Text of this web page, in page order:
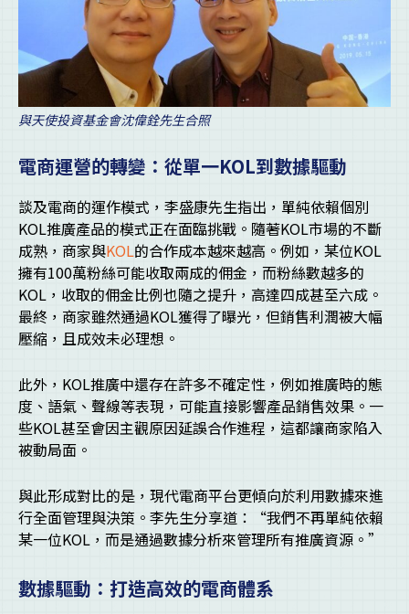
與天使投資基金會沈偉銓先生合照
電商運營的轉變：從單一KOL到數據驅動
談及電商的運作模式，李盛康先生指出，單純依賴個別
KOL推廣產品的模式正在面臨挑戰。隨著KOL市場的不斷
成熟，商家與KOL的合作成本越來越高。例如，某位KOL
擁有100萬粉絲可能收取兩成的佣金，而粉絲數越多的
KOL，收取的佣金比例也隨之提升，高達四成甚至六成。
最終，商家雖然通過KOL獲得了曝光，但銷售利潤被大幅
壓縮，且成效未必理想。
此外，KOL推廣中還存在許多不確定性，例如推廣時的態
度、語氣、聲線等表現，可能直接影響產品銷售效果。一
些KOL甚至會因主觀原因延誤合作進程，這都讓商家陷入
被動局面。
與此形成對比的是，現代電商平台更傾向於利用數據來進
行全面管理與決策。李先生分享道：“我們不再單純依賴
某一位KOL，而是通過數據分析來管理所有推廣資源。”
數據驅動：打造高效的電商體系